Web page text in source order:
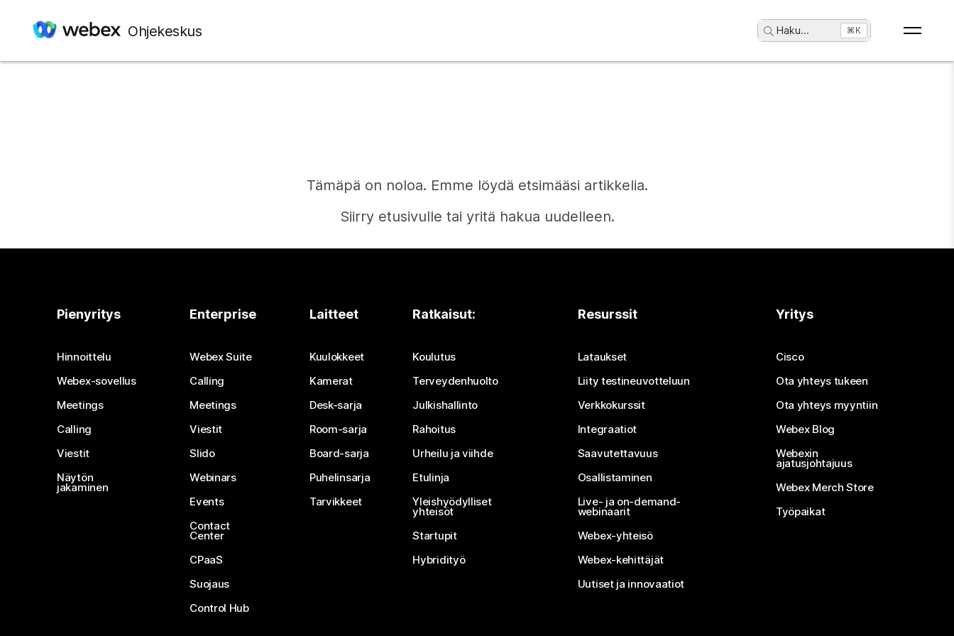
Ohjekeskus Haku... ⌘K
Tämäpä on noloa. Emme löydä etsimääsi artikkelia.
Siirry etusivulle tai yritä hakua uudelleen.
Tarvitsetko vastauksen?
Lähetä kysymys
Pienyritys
Hinnoittelu
Webex-sovellus
Meetings
Calling
Viestit
Näytön
jakaminen
Enterprise
Webex Suite
Calling
Meetings
Viestit
Slido
Webinars
Events
Contact
Center
CPaaS
Suojaus
Control Hub
Laitteet
Kuulokkeet
Kamerat
Desk-sarja
Room-sarja
Board-sarja
Puhelinsarja
Tarvikkeet
Ratkaisut:
Koulutus
Terveydenhuolto
Julkishallinto
Rahoitus
Urheilu ja viihde
Etulinja
Yleishyödylliset
yhteisöt
Startupit
Hybridityö
Resurssit
Lataukset
Liity testineuvotteluun
Verkkokurssit
Integraatiot
Saavutettavuus
Osallistaminen
Live- ja on-demand-
webinaarit
Webex-yhteisö
Webex-kehittäjät
Uutiset ja innovaatiot
Yritys
Cisco
Ota yhteys tukeen
Ota yhteys myyntiin
Webex Blog
Webexin
ajatusjohtajuus
Webex Merch Store
Työpaikat